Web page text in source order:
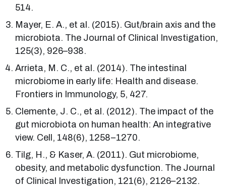
514.
Mayer, E. A., et al. (2015). Gut/brain axis and the
microbiota. The Journal of Clinical Investigation,
125(3), 926–938.
Arrieta, M. C., et al. (2014). The intestinal
microbiome in early life: Health and disease.
Frontiers in Immunology, 5, 427.
Clemente, J. C., et al. (2012). The impact of the
gut microbiota on human health: An integrative
view. Cell, 148(6), 1258–1270.
Tilg, H., & Kaser, A. (2011). Gut microbiome,
obesity, and metabolic dysfunction. The Journal
of Clinical Investigation, 121(6), 2126–2132.